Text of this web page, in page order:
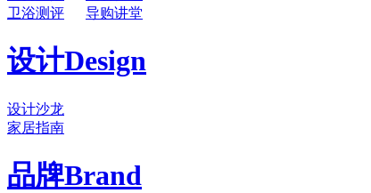
卫浴测评
导购讲堂
设计Design
设计沙龙
家居指南
品牌Brand